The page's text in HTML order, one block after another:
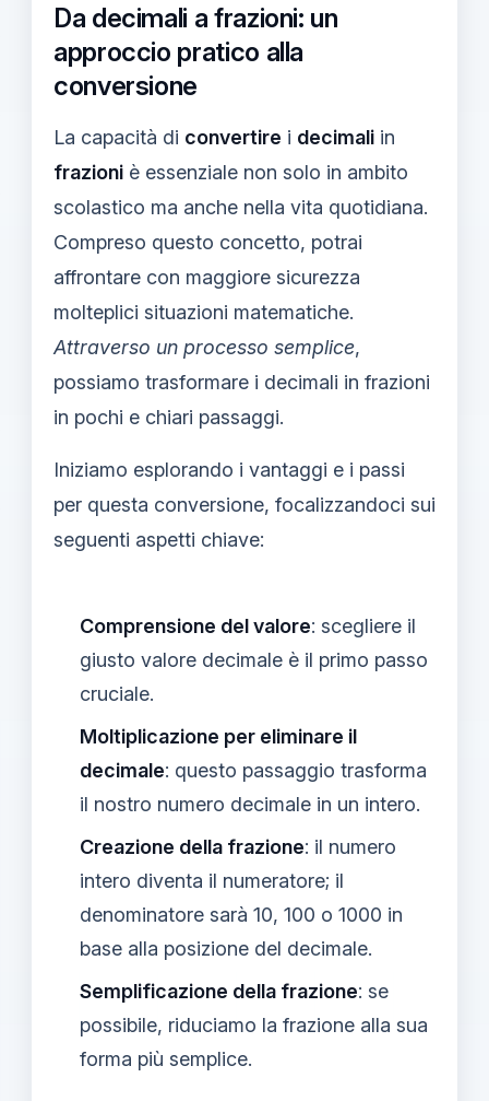
Da decimali a frazioni: un
approccio pratico alla
conversione
La capacità di convertire i decimali in
frazioni è essenziale non solo in ambito
scolastico ma anche nella vita quotidiana.
Compreso questo concetto, potrai
affrontare con maggiore sicurezza
molteplici situazioni matematiche.
Attraverso un processo semplice,
possiamo trasformare i decimali in frazioni
in pochi e chiari passaggi.
Iniziamo esplorando i vantaggi e i passi
per questa conversione, focalizzandoci sui
seguenti aspetti chiave:
Comprensione del valore: scegliere il
giusto valore decimale è il primo passo
cruciale.
Moltiplicazione per eliminare il
decimale: questo passaggio trasforma
il nostro numero decimale in un intero.
Creazione della frazione: il numero
intero diventa il numeratore; il
denominatore sarà 10, 100 o 1000 in
base alla posizione del decimale.
Semplificazione della frazione: se
possibile, riduciamo la frazione alla sua
forma più semplice.